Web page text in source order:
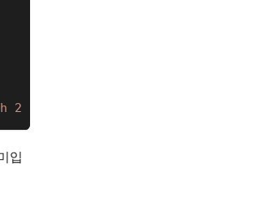
2 -exec chgrp -HR gpio {} \; -
입